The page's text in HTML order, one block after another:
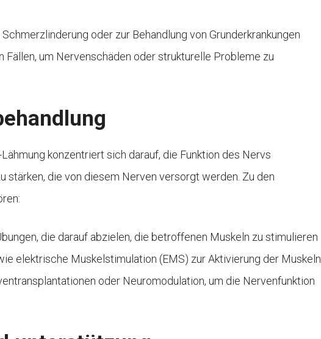
oder zur Behandlung von Grunderkrankungen
Fällen, um Nervenschäden oder strukturelle Probleme zu
konzentriert sich darauf, die Funktion des Nervs
stärken, die von diesem Nerven versorgt werden. Zu den
die darauf abzielen, die betroffenen Muskeln zu stimulieren
elektrische Muskelstimulation (EMS) zur Aktivierung der Muskeln
oder Neuromodulation, um die Nervenfunktion